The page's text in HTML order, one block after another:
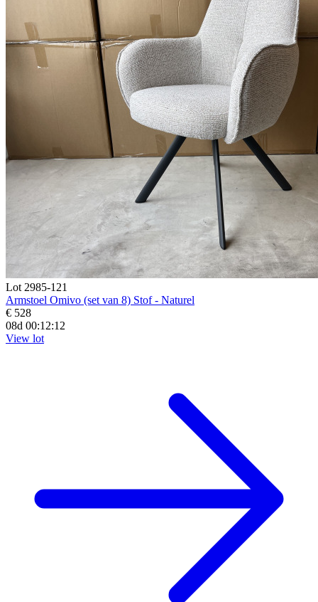
Lot 2985-121
Armstoel Omivo (set van 8) Stof - Naturel
€ 528
08d 00:12:11
View lot